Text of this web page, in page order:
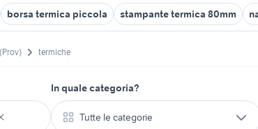
borsa termica piccola stampante termica 80mm
termiche
In quale categoria?
Tutte le categorie